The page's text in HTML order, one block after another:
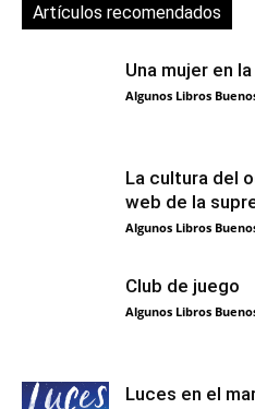
Artículos recomendados
Una mujer en
Algunos Libros
La cultura del
web de la
Algunos Libros
Club de juego
Algunos Libros
Luces en el